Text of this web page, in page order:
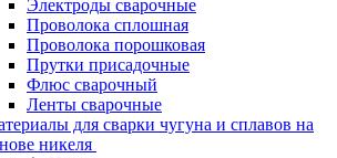
Электроды сварочные
Проволока сплошная
Проволока порошковая
Прутки присадочные
Флюс сварочный
Ленты сварочные
для сварки чугуна и сплавов на
никеля